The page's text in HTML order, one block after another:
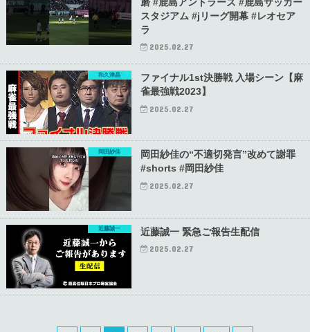
スタジアム #jリーグ開幕 #レオセア
ラ
2025.02.27
和久津晶
ファイナル1st決勝戦 入場シーン【麻
雀最強戦2023】
2025.02.27
岡田紗佳
岡田紗佳の“不適切発言”改めて謝罪
#shorts #岡田紗佳
2025.02.27
近藤誠一 近藤誠一 緊急ご報告生配信
2025.02.27